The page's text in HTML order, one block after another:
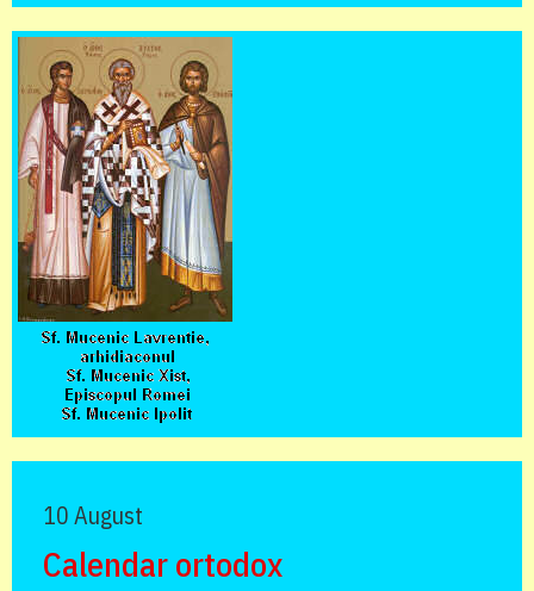
10 August
Calendar ortodox